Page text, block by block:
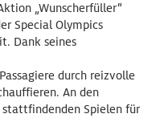
„Wunscherfüller“
Special Olympics
Dank seines
durch reizvolle
An den
Spielen für